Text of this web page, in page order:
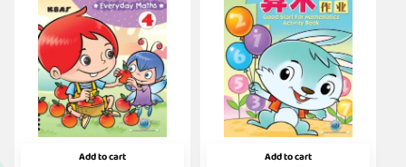
Add to cart Add to cart